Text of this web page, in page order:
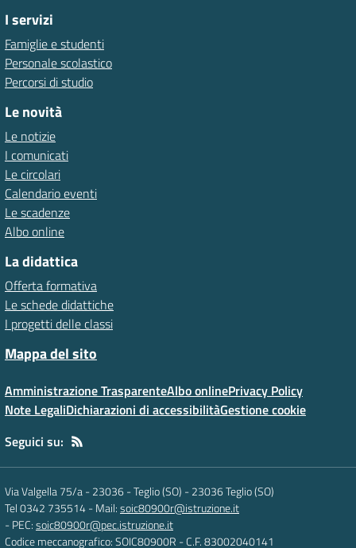
I servizi
Famiglie e studenti
Personale scolastico
Percorsi di studio
Le novità
Le notizie
I comunicati
Le circolari
Calendario eventi
Le scadenze
Albo online
La didattica
Offerta formativa
Le schede didattiche
I progetti delle classi
Mappa del sito
Amministrazione TrasparenteAlbo onlinePrivacy Policy
Note LegaliDichiarazioni di accessibilitàGestione cookie
Seguici su:
Via Valgella 75/a - 23036 - Teglio (SO) -23036 Teglio (SO)
Tel 0342 735514- Mail:soic80900r@istruzione.it
- PEC:soic80900r@pec.istruzione.it
Codice meccanografico: SOIC80900R - C.F. 83002040141